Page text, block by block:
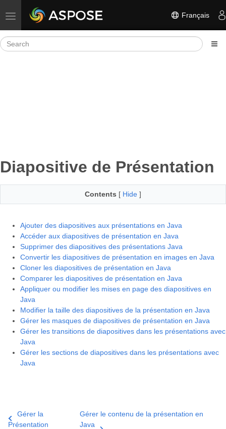
Toggle navigation Français
Diapositive de Présentation
Contents [ Hide ]
Ajouter des diapositives aux présentations en Java
Accéder aux diapositives de présentation en Java
Supprimer des diapositives des présentations Java
Convertir les diapositives de présentation en images en Java
Cloner les diapositives de présentation en Java
Comparer les diapositives de présentation en Java
Appliquer ou modifier les mises en page des diapositives en
Java
Modifier la taille des diapositives de la présentation en Java
Gérer les masques de diapositives de présentation en Java
Gérer les transitions de diapositives dans les présentations avec
Java
Gérer les sections de diapositives dans les présentations avec
Java
Gérer la
Présentation
Gérer le contenu de la présentation en
Java